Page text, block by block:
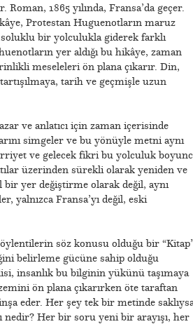
1865 yılında, Fransa’da geçer.
Protestan Huguenotların maruz
soluklu bir yolculukla giderek farklı
yer aldığı bu hikâye, zaman
meseleleri ön plana çıkarır. Din,
tarih ve geçmişle uzun
ve anlatıcı için zaman içerisinde
simgeler ve bu yönüyle metni aynı
ve gelecek fikri bu yolculuk
üzerinden sürekli olarak yeniden ve
bir yer değiştirme olarak değil, aynı
yalnızca Fransa’yı değil, eski
söz konusu olduğu bir
belirleme gücüne sahip olduğu
insanlık bu bilginin yükünü taşımaya
ön plana çıkarırken öte taraftan
eder. Her şey tek bir metinde
nedir? Her bir soru yeni bir arayışı, her